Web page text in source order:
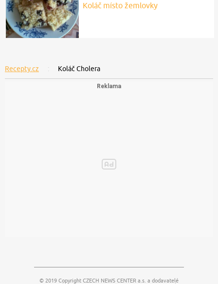
Koláč místo žemlovky
Recepty.cz Koláč Cholera
© 2019 Copyright CZECH NEWS CENTER a.s. a dodavatelé